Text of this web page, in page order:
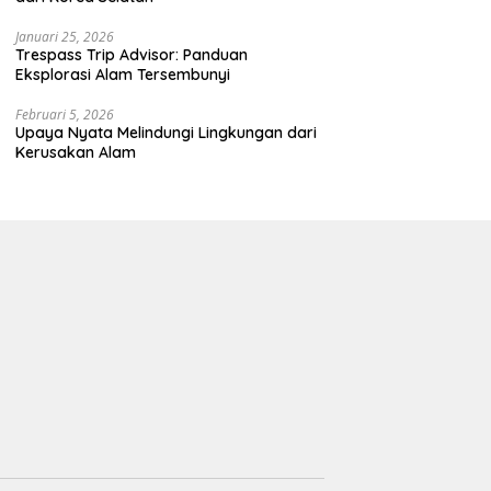
Januari 25, 2026
Trespass Trip Advisor: Panduan
Eksplorasi Alam Tersembunyi
Februari 5, 2026
Upaya Nyata Melindungi Lingkungan dari
Kerusakan Alam